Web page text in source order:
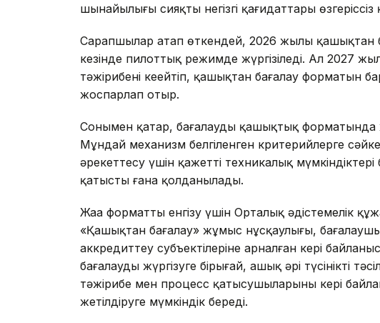
шынайылығы сияқты негізгі қағидаттары өзгеріссіз
Сарапшылар атап өткендей, 2026 жылы қашықтан
кезінде пилоттық режимде жүргізіледі. Ал 2027
тәжірибені кеңейтіп, қашықтан бағалау форматын
жоспарлап отыр.
Сонымен қатар, бағалауды қашықтық форматында
Мұндай механизм белгіленген критерийлерге
әрекеттесу үшін қажетті техникалық
қатысты ғана қолданылады.
Жаңа форматты енгізу үшін Орталық әдістемелік
«Қашықтан бағалау» жұмыс нұсқаулығы,
аккредиттеу субъектілеріне арналған кері
бағалауды жүргізуге бірыңғай, ашық әрі түсінікті
тәжірибе мен процесс қатысушыларының кері
жетілдіруге мүмкіндік береді.